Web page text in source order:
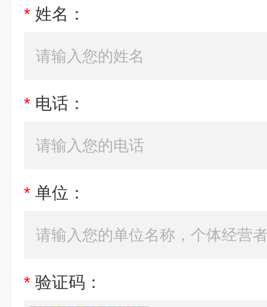
* 姓名：
* 电话：
* 单位：
* 验证码：